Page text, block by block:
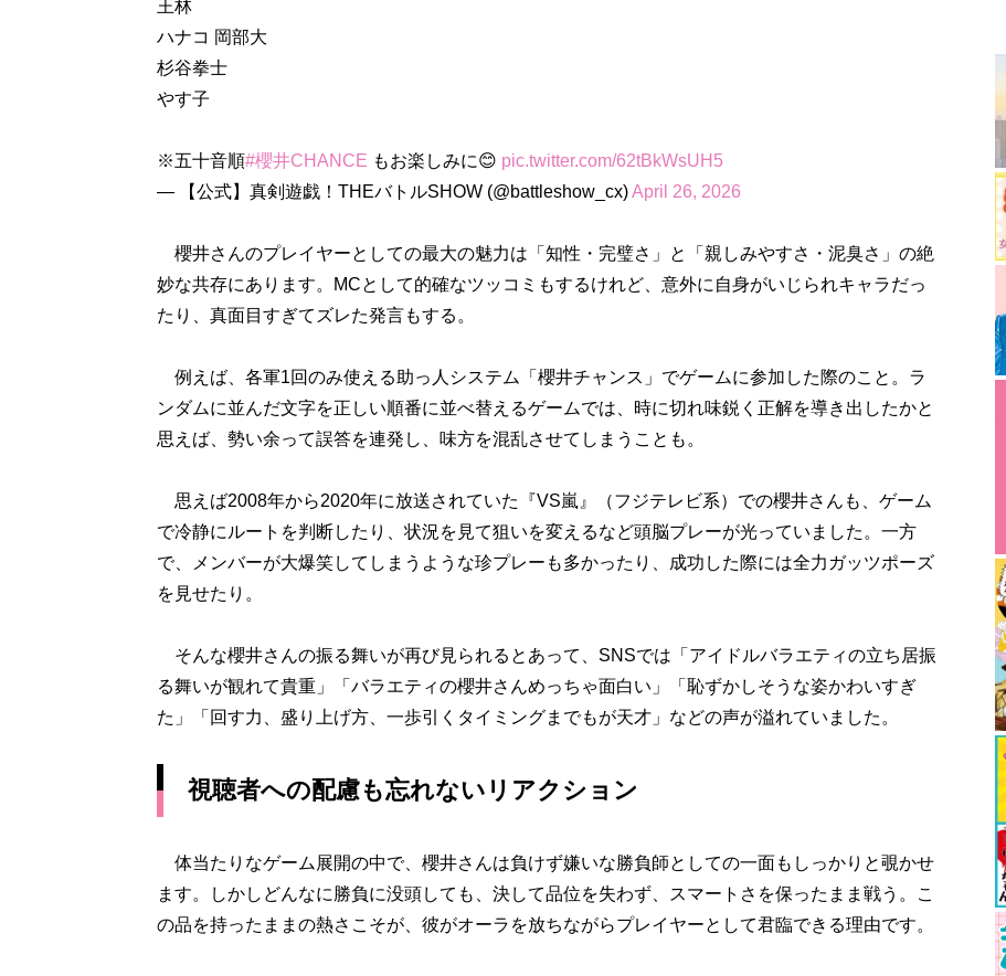
王林
ハナコ 岡部大
杉谷拳士
やす子
※五十音順#櫻井CHANCE もお楽しみに😊 pic.twitter.com/62tBkWsUH5
— 【公式】真剣遊戯！THEバトルSHOW (@battleshow_cx)April 26, 2026
櫻井さんのプレイヤーとしての最大の魅力は「知性・完璧さ」と「親しみやすさ・泥臭さ」の絶
妙な共存にあります。MCとして的確なツッコミもするけれど、意外に自身がいじられキャラだっ
たり、真面目すぎてズレた発言もする。
例えば、各軍1回のみ使える助っ人システム「櫻井チャンス」でゲームに参加した際のこと。ラ
ンダムに並んだ文字を正しい順番に並べ替えるゲームでは、時に切れ味鋭く正解を導き出したかと
思えば、勢い余って誤答を連発し、味方を混乱させてしまうことも。
思えば2008年から2020年に放送されていた『VS嵐』（フジテレビ系）での櫻井さんも、ゲーム
で冷静にルートを判断したり、状況を見て狙いを変えるなど頭脳プレーが光っていました。一方
で、メンバーが大爆笑してしまうような珍プレーも多かったり、成功した際には全力ガッツポーズ
を見せたり。
そんな櫻井さんの振る舞いが再び見られるとあって、SNSでは「アイドルバラエティの立ち居振
る舞いが観れて貴重」「バラエティの櫻井さんめっちゃ面白い」「恥ずかしそうな姿かわいすぎ
た」「回す力、盛り上げ方、一歩引くタイミングまでもが天才」などの声が溢れていました。
視聴者への配慮も忘れないリアクション
体当たりなゲーム展開の中で、櫻井さんは負けず嫌いな勝負師としての一面もしっかりと覗かせ
ます。しかしどんなに勝負に没頭しても、決して品位を失わず、スマートさを保ったまま戦う。こ
の品を持ったままの熱さこそが、彼がオーラを放ちながらプレイヤーとして君臨できる理由です。